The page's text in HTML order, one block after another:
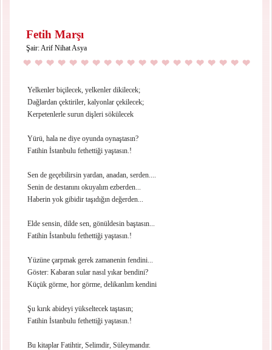
Fetih Marşı
Şair:Arif Nihat Asya
Yelkenler biçilecek, yelkenler dikilecek;
Dağlardan çektiriler, kalyonlar çekilecek;
Kerpetenlerle surun dişleri sökülecek
Yürü, hala ne diye oyunda oynaştasın?
Fatihin İstanbulu fethettiği yaştasın.!
Sen de geçebilirsin yardan, anadan, serden....
Senin de destanını okuyalım ezberden...
Haberin yok gibidir taşıdığın değerden...
Elde sensin, dilde sen, gönüldesin baştasın...
Fatihin İstanbulu fethettiği yaştasın.!
Yüzüne çarpmak gerek zamanenin fendini...
Göster: Kabaran sular nasıl yıkar bendini?
Küçük görme, hor görme, delikanlım kendini
Şu kırık abideyi yükseltecek taştasın;
Fatihin İstanbulu fethettiği yaştasın.!
Bu kitaplar Fatihtir, Selimdir, Süleymandır.